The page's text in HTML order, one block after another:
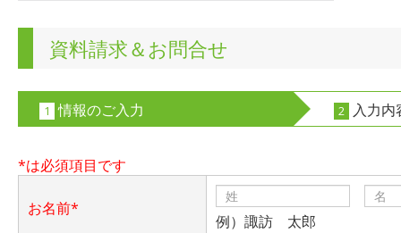
資料請求＆お問合せ
1 情報のご入力 2 入力内
*は必須項目です
お名前*
例）諏訪 太郎